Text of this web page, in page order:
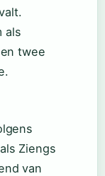
als
twee
Ziengs
van